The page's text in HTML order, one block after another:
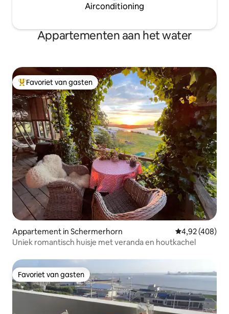
Airconditioning
Appartementen aan het water
Topfavoriet van gasten
Favoriet van gasten
Appartement in Schermerhorn Gemiddelde
4,92 (408)
Uniek romantisch huisje met veranda en houtkachel
Favoriet van gasten
Favoriet van gasten